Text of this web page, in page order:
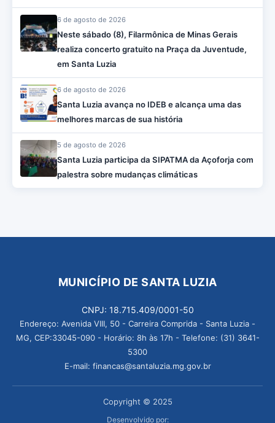
6 de agosto de 2026
Neste sábado (8), Filarmônica de Minas Gerais
realiza concerto gratuito na Praça da Juventude,
em Santa Luzia
6 de agosto de 2026
Santa Luzia avança no IDEB e alcança uma das
melhores marcas de sua história
5 de agosto de 2026
Santa Luzia participa da SIPATMA da Açoforja com
palestra sobre mudanças climáticas
MUNICÍPIO DE SANTA LUZIA
CNPJ: 18.715.409/0001-50
Endereço: Avenida VIII, 50 - Carreira Comprida - Santa Luzia -
MG, CEP:33045-090 - Horário: 8h às 17h - Telefone: (31) 3641-
5300
E-mail: financas@santaluzia.mg.gov.br
Copyright © 2025
Desenvolvido por: